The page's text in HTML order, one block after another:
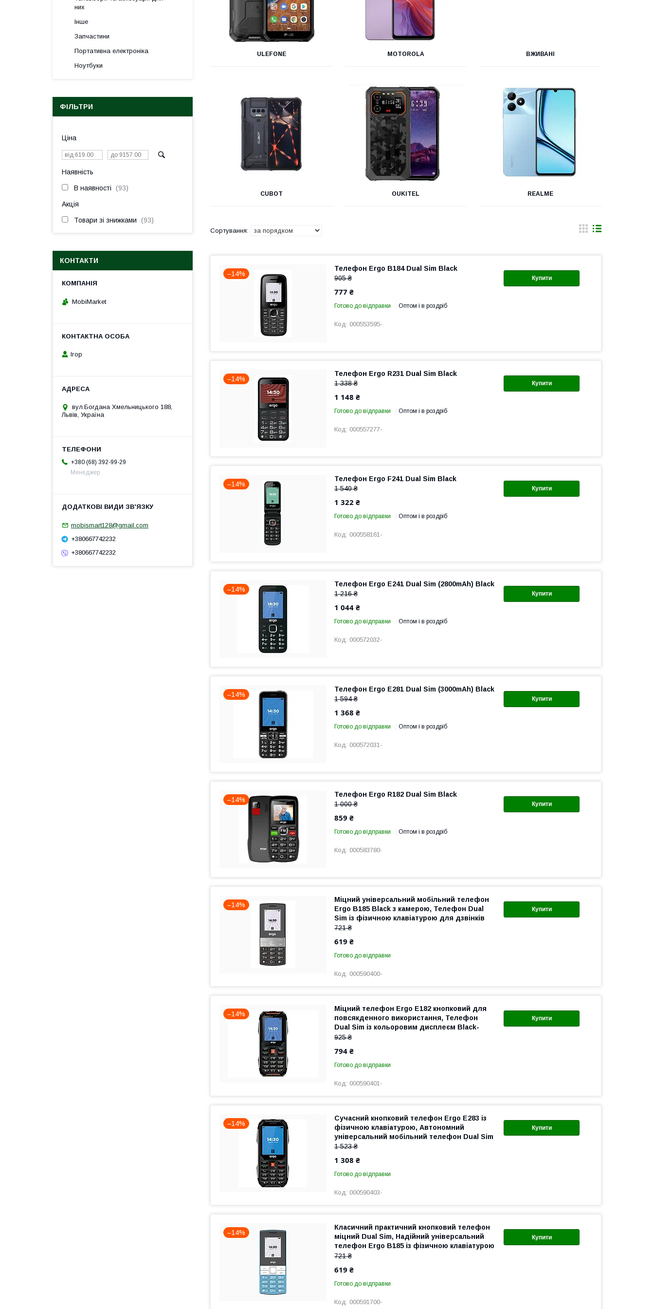
ULEFONE MOTOROLA ВЖИВАНІ
CUBOT OUKITEL REALME
–14%
Купити
Телефон Ergo B184 Dual Sim Black
905 ₴
777 ₴
Готово до відправки Оптом і в роздріб
000553595-
–14%
Купити
Телефон Ergo R231 Dual Sim Black
1 338 ₴
1 148 ₴
Готово до відправки Оптом і в роздріб
000557277-
–14%
Купити
Телефон Ergo F241 Dual Sim Black
1 540 ₴
1 322 ₴
Готово до відправки Оптом і в роздріб
000558161-
–14%
Купити
Телефон Ergo E241 Dual Sim (2800mAh) Black
1 216 ₴
1 044 ₴
Готово до відправки Оптом і в роздріб
000572032-
–14%
Купити
Телефон Ergo E281 Dual Sim (3000mAh) Black
1 594 ₴
1 368 ₴
Готово до відправки Оптом і в роздріб
000572031-
–14%
Купити
Телефон Ergo R182 Dual Sim Black
1 000 ₴
859 ₴
Готово до відправки Оптом і в роздріб
000583780-
–14%
Купити
Міцний універсальний мобільний телефон
Ergo B185 Black з камерою, Телефон Dual
Sim із фізичною клавіатурою для дзвінків
721 ₴
619 ₴
Готово до відправки
000590400-
–14%
Купити
Міцний телефон Ergo E182 кнопковий для
повсякденного використання, Телефон
Dual Sim із кольоровим дисплеєм Black-
Orange
925 ₴
794 ₴
Готово до відправки
000590401-
–14%
Купити
Сучасний кнопковий телефон Ergo E283 із
фізичною клавіатурою, Автономний
універсальний мобільний телефон Dual Sim
Black
1 523 ₴
1 308 ₴
Готово до відправки
000590403-
–14%
Купити
Класичний практичний кнопковий телефон
міцний Dual Sim, Надійний універсальний
телефон Ergo B185 із фізичною клавіатурою
Blue
721 ₴
619 ₴
Готово до відправки
000591700-
них
Інше
Запчастини
Портативна електроніка
Ноутбуки
ФІЛЬТРИ
Ціна
Наявність
В наявності 93
Акція
Товари зі знижками 93
КОНТАКТИ
MobiMarket
Ігор
вул.Богдана Хмельницького 188,
Львів, Україна
+380 (68) 392-99-29
Менеджер
mobismart128@gmail.com
+380667742232
+380667742232